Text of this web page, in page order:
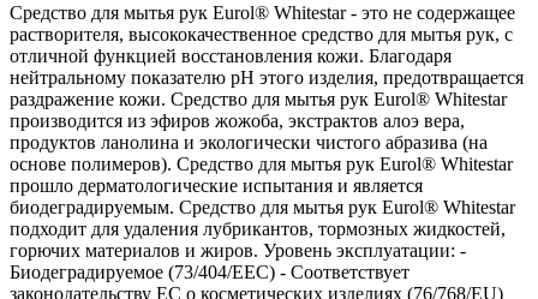
Средство для мытья рук Eurol® Whitestar - это не содержащее
растворителя, высококачественное средство для мытья рук, с
отличной функцией восстановления кожи. Благодаря
нейтральному показателю pH этого изделия, предотвращается
раздражение кожи. Средство для мытья рук Eurol® Whitestar
производится из эфиров жожоба, экстрактов алоэ вера,
продуктов ланолина и экологически чистого абразива (на
основе полимеров). Средство для мытья рук Eurol® Whitestar
прошло дерматологические испытания и является
биодеградируемым. Средство для мытья рук Eurol® Whitestar
подходит для удаления лубрикантов, тормозных жидкостей,
горючих материалов и жиров. Уровень эксплуатации: -
Биодеградируемое (73/404/EEC) - Соответствует
законодательству ЕС о косметических изделиях (76/768/EU)